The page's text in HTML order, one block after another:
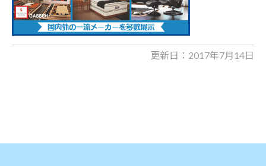
更新日：2017年7月14日